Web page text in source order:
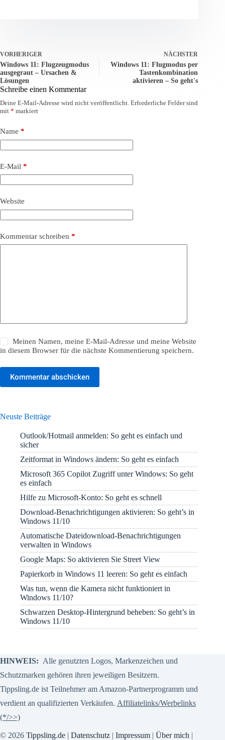
VORHERIGER
Windows 11: Flugzeugmodus
ausgegraut – Ursachen &
Lösungen
NÄCHSTER
Windows 11: Flugmodus per
Tastenkombination
aktivieren – So geht's
Schreibe einen Kommentar
Deine E-Mail-Adresse wird nicht veröffentlicht. Erforderliche Felder sind
mit * markiert
Name *
E-Mail *
Website
Kommentar schreiben *
Meinen Namen, meine E-Mail-Adresse und meine Website
in diesem Browser für die nächste Kommentierung speichern.
Kommentar abschicken
Neuste Beiträge
Outlook/Hotmail anmelden: So geht es einfach und
sicher
Zeitformat in Windows ändern: So geht es einfach
Microsoft 365 Copilot Zugriff unter Windows: So geht
es einfach
Hilfe zu Microsoft-Konto: So geht es schnell
Download-Benachrichtigungen aktivieren: So geht’s in
Windows 11/10
Automatische Dateidownload-Benachrichtigungen
verwalten in Windows
Google Maps: So aktivieren Sie Street View
Papierkorb in Windows 11 leeren: So geht es einfach
Was tun, wenn die Kamera nicht funktioniert in
Windows 11/10?
Schwarzen Desktop-Hintergrund beheben: So geht’s in
Windows 11/10
HINWEIS: Alle genutzten Logos, Markenzeichen und
Schutzmarken gehören ihren jeweiligen Besitzern.
Tippsling.de ist Teilnehmer am Amazon-Partnerprogramm und
verdient an qualifizierten Verkäufen. Affiliatelinks/Werbelinks
(*/>>)
© 2026 Tippsling.de | Datenschutz | Impressum | Über mich |